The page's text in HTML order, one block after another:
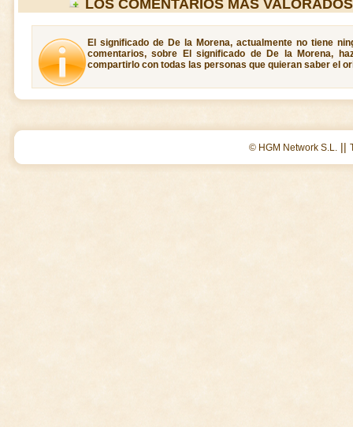
LOS COMENTARIOS MAS
El significado de De la Morena, actualmente no tiene
comentarios, sobre El significado de De la Morena,
compartirlo con todas las personas que quieran saber el
© HGM Network S.L. ||